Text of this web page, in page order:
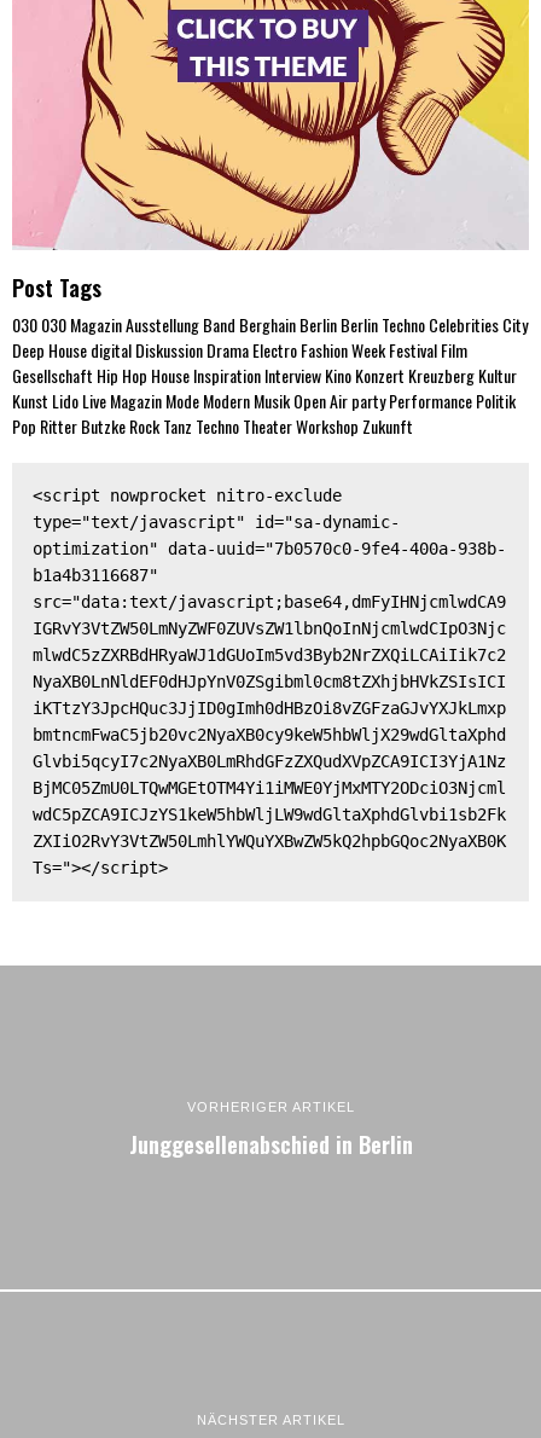
Post Tags
030030 MagazinAusstellungBand BerghainBerlinBerlin TechnoCelebritiesCity
Deep HousedigitalDiskussionDramaElectroFashion WeekFestivalFilm
Gesellschaft Hip Hop HouseInspirationInterviewKinoKonzert KreuzbergKultur
Kunst LidoLiveMagazinModeModernMusikOpen AirpartyPerformancePolitik
Pop Ritter ButzkeRockTanz TechnoTheaterWorkshop Zukunft
<script nowprocket nitro-exclude
type="text/javascript" id="sa-dynamic-
optimization" data-uuid="7b0570c0-9fe4-400a-938b-
b1a4b3116687"
src="data:text/javascript;base64,dmFyIHNjcmlwdCA9
IGRvY3VtZW50LmNyZWF0ZUVsZW1lbnQoInNjcmlwdCIpO3Njc
mlwdC5zZXRBdHRyaWJ1dGUoIm5vd3Byb2NrZXQiLCAiIik7c2
NyaXB0LnNldEF0dHJpYnV0ZSgibml0cm8tZXhjbHVkZSIsICI
iKTtzY3JpcHQuc3JjID0gImh0dHBzOi8vZGFzaGJvYXJkLmxp
bmtncmFwaC5jb20vc2NyaXB0cy9keW5hbWljX29wdGltaXphd
Glvbi5qcyI7c2NyaXB0LmRhdGFzZXQudXVpZCA9ICI3YjA1Nz
BjMC05ZmU0LTQwMGEtOTM4Yi1iMWE0YjMxMTY2ODciO3Njcml
wdC5pZCA9ICJzYS1keW5hbWljLW9wdGltaXphdGlvbi1sb2Fk
ZXIiO2RvY3VtZW50LmhlYWQuYXBwZW5kQ2hpbGQoc2NyaXB0K
Ts="></script>
VORHERIGER ARTIKEL
Junggesellenabschied in Berlin
NÄCHSTER ARTIKEL